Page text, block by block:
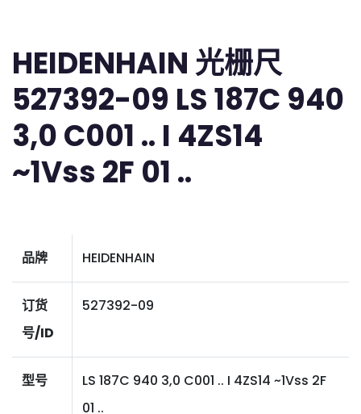
HEIDENHAIN 光栅尺
527392-09 LS 187C 940
3,0 C001 .. I 4ZS14
~1Vss 2F 01 ..
品牌 HEIDENHAIN
订货
号/ID
527392-09
型号
LS 187C 940 3,0 C001 .. I 4ZS14 ~1Vss 2F
01 ..